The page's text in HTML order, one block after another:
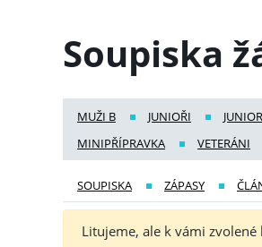
Soupiska
MUŽI B JUNIOŘI
MINIPŘÍPRAVKA
VETERÁNI
SOUPISKA ZÁPASY
Litujeme, ale k vámi